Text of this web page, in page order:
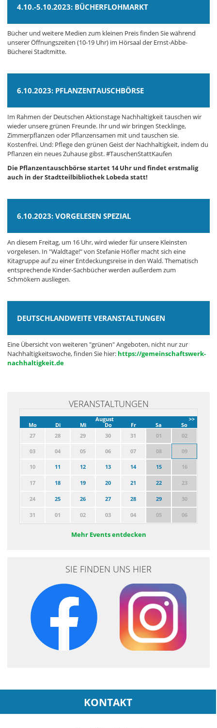
4.10.-5.10.2023: BÜCHERFLOHMARKT
Bücher und weitere Medien zum kleinen Preis finden Sie während
unserer Öffnungszeiten (10-19 Uhr) im Hörsaal der Ernst-Abbe-
Bücherei Stadtmitte.
6.10.2023: PFLANZENTAUSCHBÖRSE
Im Rahmen der Deutschen Aktionstage Nachhaltigkeit tauschen wir
wieder unsere grünen Freunde. Ihr und wir bringen Stecklinge,
Zimmerpflanzen oder Pflanzensamen mit und tauschen sie.
Kostenfrei. Und: Pflege den grünen Geist der Nachhaltigkeit, indem du
Pflanzen ein neues Zuhause gibst. #TauschenStattKaufen
Die Pflanzentauschbörse startet 14 Uhr und findet erstmalig
auch in der Stadtteilbibliothek Lobeda statt!
6.10.2023: VORGELESEN SPEZIAL
An diesem Freitag, um 16 Uhr, wird wieder für unsere Kleinsten
vorgelesen. In "Waldtage!" von Stefanie Höfler macht sich eine
Kitagruppe auf zu einer Entdeckungsreise in den Wald. Thematisch
entsprechende Kinder-Sachbücher werden außerdem zum
Schmökern ausliegen.
DEUTSCHLANDWEITE VERANSTALTUNGEN
Eine Übersicht von weiteren "grünen" Angeboten, nicht nur zur
Nachhaltigkeitswoche, finden Sie hier: https://gemeinschaftswerk-
nachhaltigkeit.de
VERANSTALTUNGEN
>>
August
Mo
Di Mi Do Fr Sa
So
27
28 29 30 31 01 02
03 04 05 06 07 08 09
10 11 12 13 14 15 16
17 18 19 20 21 22 23
24 25 26 27 28 29 30
31 01 02 03 04 05 06
Mehr Events entdecken
SIE FINDEN UNS HIER
KONTAKT